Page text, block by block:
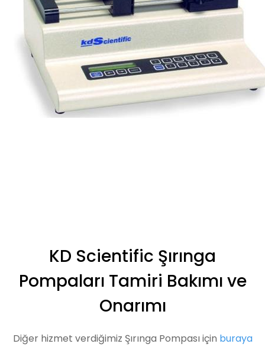
KD Scientific Şırınga
Pompaları Tamiri Bakımı ve
Onarımı
Diğer hizmet verdiğimiz Şırınga Pompası için buraya